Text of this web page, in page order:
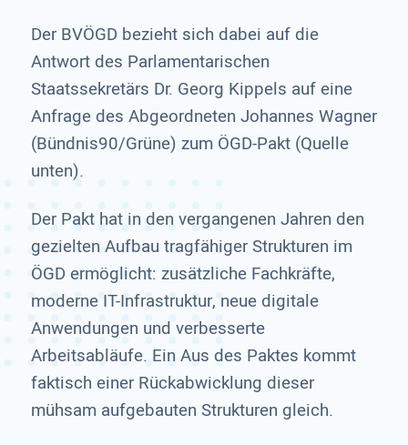
Der BVÖGD bezieht sich dabei auf die
Antwort des Parlamentarischen
Staatssekretärs Dr. Georg Kippels auf eine
Anfrage des Abgeordneten Johannes Wagner
(Bündnis90/Grüne) zum ÖGD-Pakt (Quelle
unten).
Der Pakt hat in den vergangenen Jahren den
gezielten Aufbau tragfähiger Strukturen im
ÖGD ermöglicht: zusätzliche Fachkräfte,
moderne IT-Infrastruktur, neue digitale
Anwendungen und verbesserte
Arbeitsabläufe. Ein Aus des Paktes kommt
faktisch einer Rückabwicklung dieser
mühsam aufgebauten Strukturen gleich.